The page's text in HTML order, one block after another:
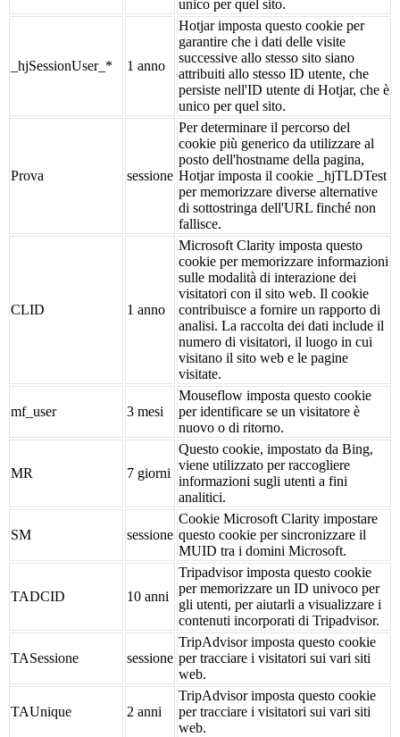
unico per quel sito.
_hjSessionUser_* 1 anno
Hotjar imposta questo cookie per
garantire che i dati delle visite
successive allo stesso sito siano
attribuiti allo stesso ID utente, che
persiste nell'ID utente di Hotjar, che è
unico per quel sito.
Prova sessione
Per determinare il percorso del
cookie più generico da utilizzare al
posto dell'hostname della pagina,
Hotjar imposta il cookie _hjTLDTest
per memorizzare diverse alternative
di sottostringa dell'URL finché non
fallisce.
CLID 1 anno
Microsoft Clarity imposta questo
cookie per memorizzare informazioni
sulle modalità di interazione dei
visitatori con il sito web. Il cookie
contribuisce a fornire un rapporto di
analisi. La raccolta dei dati include il
numero di visitatori, il luogo in cui
visitano il sito web e le pagine
visitate.
mf_user 3 mesi
Mouseflow imposta questo cookie
per identificare se un visitatore è
nuovo o di ritorno.
MR 7 giorni
Questo cookie, impostato da Bing,
viene utilizzato per raccogliere
informazioni sugli utenti a fini
analitici.
SM sessione
Cookie Microsoft Clarity impostare
questo cookie per sincronizzare il
MUID tra i domini Microsoft.
TADCID 10 anni
Tripadvisor imposta questo cookie
per memorizzare un ID univoco per
gli utenti, per aiutarli a visualizzare i
contenuti incorporati di Tripadvisor.
TASessione sessione
TripAdvisor imposta questo cookie
per tracciare i visitatori sui vari siti
web.
TAUnique 2 anni
TripAdvisor imposta questo cookie
per tracciare i visitatori sui vari siti
web.